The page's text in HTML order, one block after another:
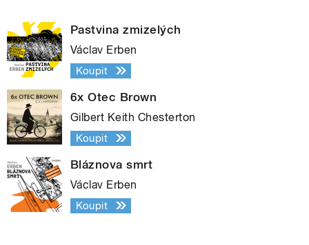
Pastvina zmizelých
Václav Erben
Koupit
6x Otec Brown
Gilbert Keith Chesterton
Koupit
Bláznova smrt
Václav Erben
Koupit